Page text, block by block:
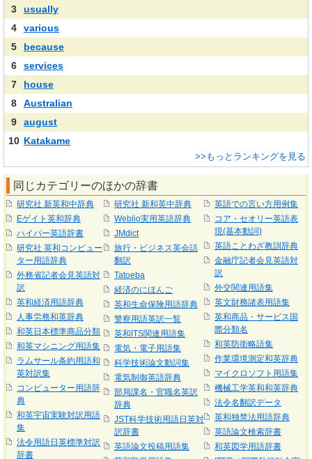
3
usually
4
various
5
because
6
services
7
house
8
Australian
9
august
10 Katakame
>>もっとランキングを見る
同じカテゴリーのほかの辞書
研究社 新英和中辞典
Eゲイト英和辞典
ハイパー英語辞書
研究社 英和コンピュー
ター用語辞典
外務省記者会見英語対
訳
英和経済用語辞典
人事労務和英辞典
和英日本標準商品分類
和英マシニング用語集
ラムサール条約用語和
英対訳集
コンピューター用語辞
典
和英宇宙実験対訳用語
集
法令用語日英標準対訳
辞書
研究社 新和英中辞典
Weblio実用英語辞典
JMdict
旅行・ビジネス英会話
翻訳
Tatoeba
経済のにほんご
英和生命保険用語辞典
警察用語英訳一覧
英和ITS関連用語集
電気・電子用語集
科学技術論文動詞集
電気制御英語辞典
部局課名・官職名英訳
辞典
JST科学技術用語日英対
訳辞書
英語論文投稿用語集
英語での言い方用例集
コア・セオリー英語表
現(基本動詞)
英語ことわざ教訓辞典
金融庁記者会見英語対
訳
外交関連用語集
英文財務諸表用語集
英和商品・サービス国
際分類名
和英防衛略語集
作業環境測定和英辞典
マイクロソフト用語集
機械工学英和和英辞典
法令名翻訳データ
英和独禁法用語辞典
英語論文検索辞書
和英図学用語辞書